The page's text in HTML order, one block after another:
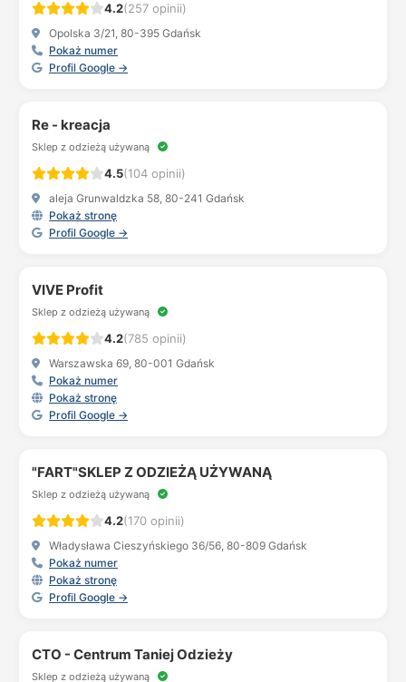
4.2(257 opinii)
Opolska 3/21, 80-395 Gdańsk
Pokaż numer
Profil Google →
Re - kreacja
Sklep z odzieżą używaną
4.5(104 opinii)
aleja Grunwaldzka 58, 80-241 Gdańsk
Pokaż stronę
Profil Google →
VIVE Profit
Sklep z odzieżą używaną
4.2(785 opinii)
Warszawska 69, 80-001 Gdańsk
Pokaż numer
Pokaż stronę
Profil Google →
"FART"SKLEP Z ODZIEŻĄ UŻYWANĄ
Sklep z odzieżą używaną
4.2(170 opinii)
Władysława Cieszyńskiego 36/56, 80-809 Gdańsk
Pokaż numer
Pokaż stronę
Profil Google →
CTO - Centrum Taniej Odzieży
Sklep z odzieżą używaną